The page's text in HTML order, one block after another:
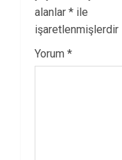
alanlar * ile
işaretlenmişlerdir
Yorum *